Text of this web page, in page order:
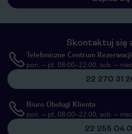
Skontaktuj się
Telefoniczne Centrum Rezerwacji
pon. – pt. 08:00–22:00, sob. –
22 270 31
Biuro Obsługi Klienta
pon. – pt. 08:00–22:00, sob. –
22 255 04